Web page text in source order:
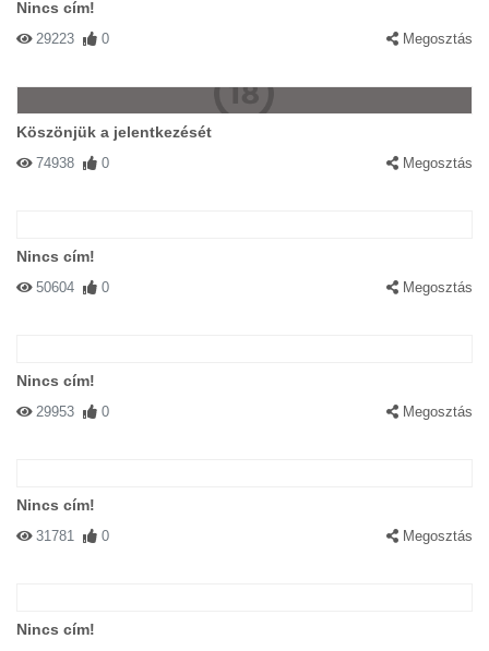
Nincs cím!
29223 0 Megosztás
Köszönjük a jelentkezését
74938 0 Megosztás
Nincs cím!
50604 0 Megosztás
Nincs cím!
29953 0 Megosztás
Nincs cím!
31781 0 Megosztás
Nincs cím!